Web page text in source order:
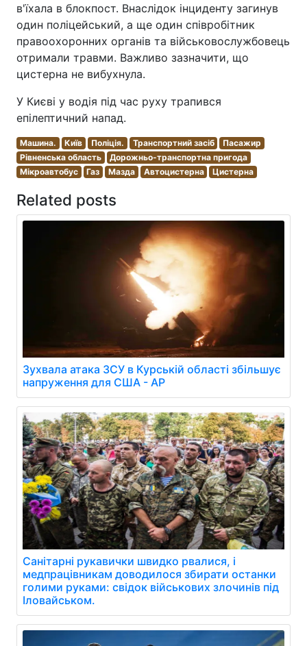
в'їхала в блокпост. Внаслідок інциденту загинув
один поліцейський, а ще один співробітник
правоохоронних органів та військовослужбовець
отримали травми. Важливо зазначити, що
цистерна не вибухнула.
У Києві у водія під час руху трапився
епілептичний напад.
Машина. Київ Поліція. Транспортний засіб
Пасажир
Рівненська область
Дорожньо-транспортна пригода
Мікроавтобус
Газ Мазда Автоцистерна Цистерна
Related posts
Зухвала атака ЗСУ в Курській області збільшує
напруження для США - AP
Санітарні рукавички швидко рвалися, і
медпрацівникам доводилося збирати останки
голими руками: свідок військових злочинів під
Іловайськом.